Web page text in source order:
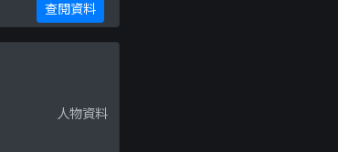
查閱資料
人物資料